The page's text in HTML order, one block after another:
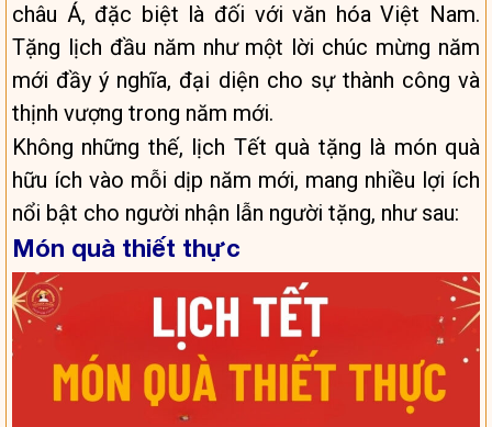
châu Á, đặc biệt là đối với văn hóa Việt Nam.
Tặng lịch đầu năm như một lời chúc mừng năm
mới đầy ý nghĩa, đại diện cho sự thành công và
thịnh vượng trong năm mới.
Không những thế, lịch Tết quà tặng là món quà
hữu ích vào mỗi dịp năm mới, mang nhiều lợi ích
nổi bật cho người nhận lẫn người tặng, như sau:
Món quà thiết thực